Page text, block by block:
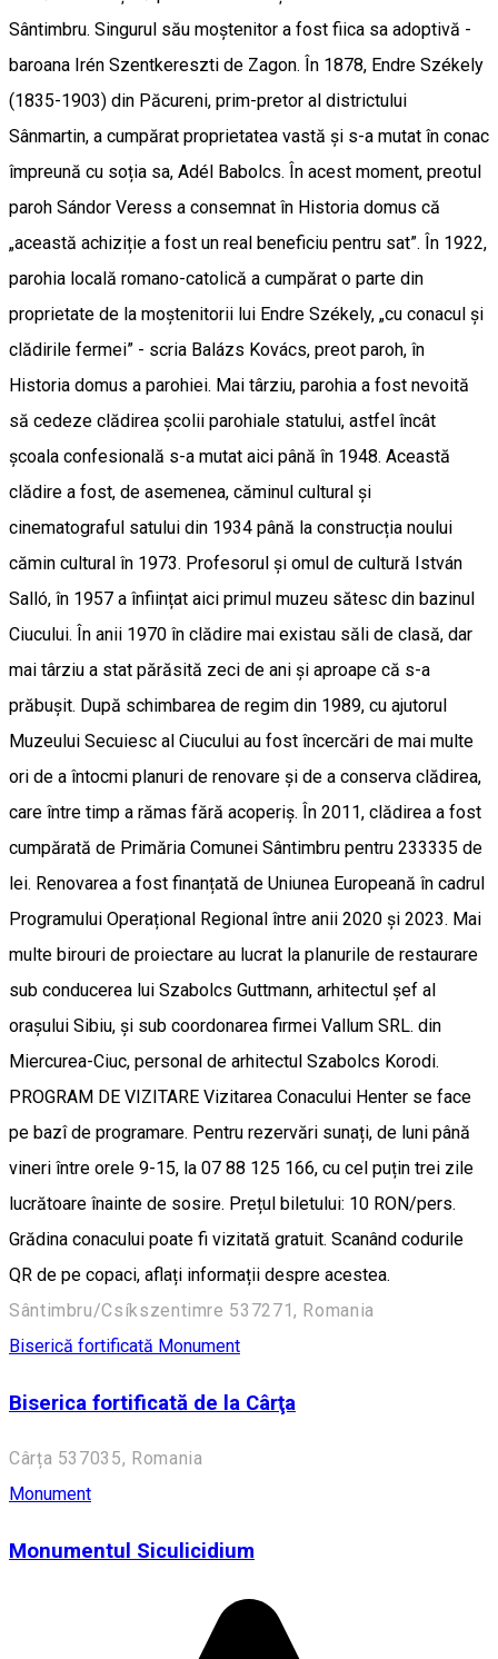
Sântimbru. Singurul său moștenitor a fost fiica sa adoptivă -
baroana Irén Szentkereszti de Zagon. În 1878, Endre Székely
(1835-1903) din Păcureni, prim-pretor al districtului
Sânmartin, a cumpărat proprietatea vastă și s-a mutat în conac
împreună cu soția sa, Adél Babolcs. În acest moment, preotul
paroh Sándor Veress a consemnat în Historia domus că
„această achiziție a fost un real beneficiu pentru sat”. În 1922,
parohia locală romano-catolică a cumpărat o parte din
proprietate de la moștenitorii lui Endre Székely, „cu conacul și
clădirile fermei” - scria Balázs Kovács, preot paroh, în
Historia domus a parohiei. Mai târziu, parohia a fost nevoită
să cedeze clădirea școlii parohiale statului, astfel încât
școala confesională s-a mutat aici până în 1948. Această
clădire a fost, de asemenea, căminul cultural și
cinematograful satului din 1934 până la construcția noului
cămin cultural în 1973. Profesorul și omul de cultură István
Salló, în 1957 a înființat aici primul muzeu sătesc din bazinul
Ciucului. În anii 1970 în clădire mai existau săli de clasă, dar
mai târziu a stat părăsită zeci de ani și aproape că s-a
prăbușit. După schimbarea de regim din 1989, cu ajutorul
Muzeului Secuiesc al Ciucului au fost încercări de mai multe
ori de a întocmi planuri de renovare și de a conserva clădirea,
care între timp a rămas fără acoperiș. În 2011, clădirea a fost
cumpărată de Primăria Comunei Sântimbru pentru 233335 de
lei. Renovarea a fost finanțată de Uniunea Europeană în cadrul
Programului Operațional Regional între anii 2020 și 2023. Mai
multe birouri de proiectare au lucrat la planurile de restaurare
sub conducerea lui Szabolcs Guttmann, arhitectul șef al
orașului Sibiu, și sub coordonarea firmei Vallum SRL. din
Miercurea-Ciuc, personal de arhitectul Szabolcs Korodi.
PROGRAM DE VIZITARE Vizitarea Conacului Henter se face
pe bazî de programare. Pentru rezervări sunați, de luni până
vineri între orele 9-15, la 07 88 125 166, cu cel puțin trei zile
lucrătoare înainte de sosire. Prețul biletului: 10 RON/pers.
Grădina conacului poate fi vizitată gratuit. Scanând codurile
QR de pe copaci, aflați informații despre acestea.
Sântimbru/Csíkszentimre 537271, Romania
Biserică fortificată Monument
Biserica fortificată de la Cârţa
Cârța 537035, Romania
Monument
Monumentul Siculicidium